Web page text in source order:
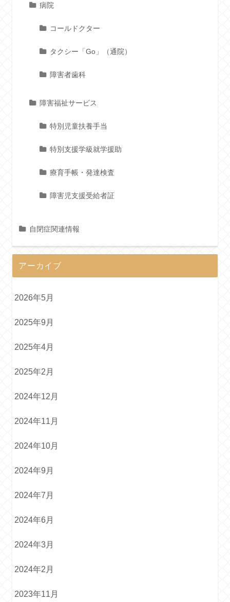
病院
コールドクター
タクシー「Go」（通院）
障害者歯科
障害福祉サービス
特別児童扶養手当
特別支援学級就学援助
療育手帳・発達検査
障害児支援受給者証
自閉症関連情報
アーカイブ
2026年5月
2025年9月
2025年4月
2025年2月
2024年12月
2024年11月
2024年10月
2024年9月
2024年7月
2024年6月
2024年3月
2024年2月
2023年11月